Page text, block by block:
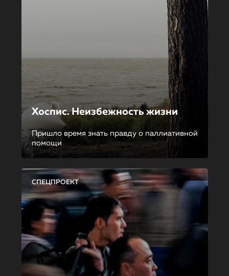
Хоспис. Неизбежность жизни
Пришло время знать правду о паллиативной
помощи
СПЕЦПРОЕКТ